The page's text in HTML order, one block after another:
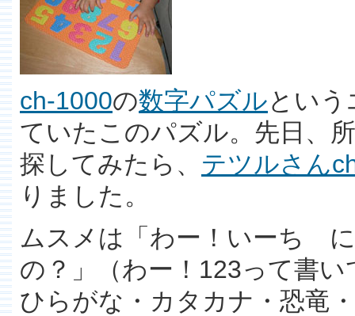
ch-1000の数字パズルとい
ていたこのパズル。先日、
探してみたら、 テツルさん
りました。
ムスメは「わー！いーち
の？」（わー！123って書
ひらがな・カタカナ・恐竜